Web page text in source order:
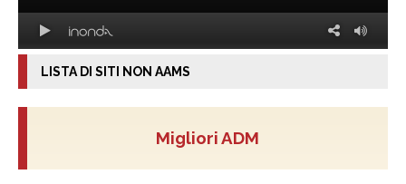
LISTA DI SITI NON AAMS
Migliori ADM